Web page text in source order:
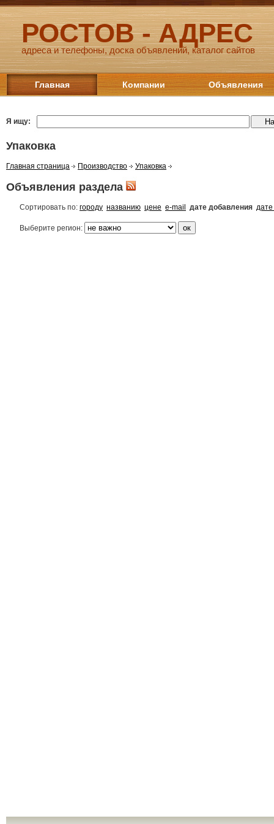
РОСТОВ - АДРЕС
адреса и телефоны, доска объявлений, каталог сайтов
Главная Компании Объявления
Я ищу:
Упаковка
Главная страница Производство Упаковка
Объявления раздела
Сортировать по: городу названию цене e-mail дате добавления
Выберите регион: